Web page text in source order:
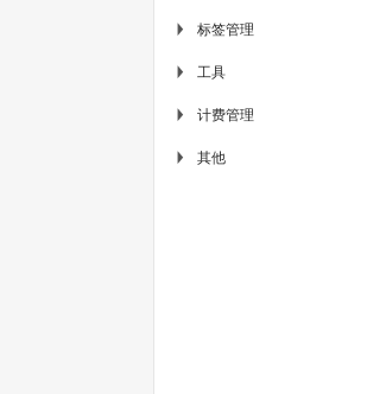
▶ 标签管理
▶ 工具
▶ 计费管理
▶ 其他